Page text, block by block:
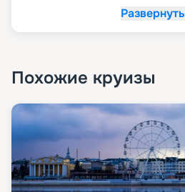
Развернуть
Похожие круизы